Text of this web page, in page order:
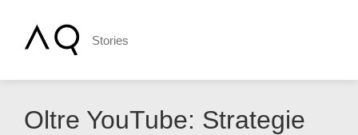
Stories
Oltre YouTube: Strategie